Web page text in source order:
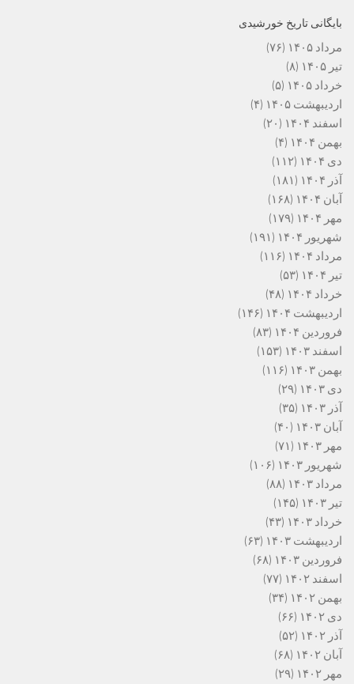
بایگانی تاریخ خورشیدی
مرداد ۱۴۰۵
(۷۶)
تیر ۱۴۰۵
(۸)
خرداد ۱۴۰۵
(۵)
اردیبهشت ۱۴۰۵
(۴)
اسفند ۱۴۰۴
(۲۰)
بهمن ۱۴۰۴
(۴)
دی ۱۴۰۴
(۱۱۲)
آذر ۱۴۰۴
(۱۸۱)
آبان ۱۴۰۴
(۱۶۸)
مهر ۱۴۰۴
(۱۷۹)
شهریور ۱۴۰۴
(۱۹۱)
مرداد ۱۴۰۴
(۱۱۶)
تیر ۱۴۰۴
(۵۳)
خرداد ۱۴۰۴
(۴۸)
اردیبهشت ۱۴۰۴
(۱۴۶)
فروردین ۱۴۰۴
(۸۳)
اسفند ۱۴۰۳
(۱۵۳)
بهمن ۱۴۰۳
(۱۱۶)
دی ۱۴۰۳
(۲۹)
آذر ۱۴۰۳
(۳۵)
آبان ۱۴۰۳
(۴۰)
مهر ۱۴۰۳
(۷۱)
شهریور ۱۴۰۳
(۱۰۶)
مرداد ۱۴۰۳
(۸۸)
تیر ۱۴۰۳
(۱۴۵)
خرداد ۱۴۰۳
(۴۳)
اردیبهشت ۱۴۰۳
(۶۳)
فروردین ۱۴۰۳
(۶۸)
اسفند ۱۴۰۲
(۷۷)
بهمن ۱۴۰۲
(۳۴)
دی ۱۴۰۲
(۶۶)
آذر ۱۴۰۲
(۵۲)
آبان ۱۴۰۲
(۶۸)
مهر ۱۴۰۲
(۲۹)